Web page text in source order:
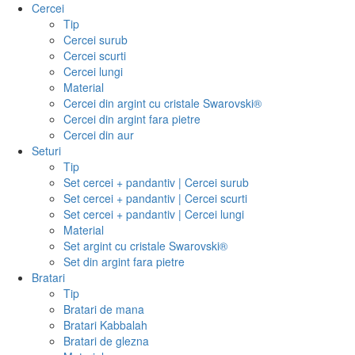
Cercei
Tip
Cercei surub
Cercei scurti
Cercei lungi
Material
Cercei din argint cu cristale Swarovski®
Cercei din argint fara pietre
Cercei din aur
Seturi
Tip
Set cercei + pandantiv | Cercei surub
Set cercei + pandantiv | Cercei scurti
Set cercei + pandantiv | Cercei lungi
Material
Set argint cu cristale Swarovski®
Set din argint fara pietre
Bratari
Tip
Bratari de mana
Bratari Kabbalah
Bratari de glezna